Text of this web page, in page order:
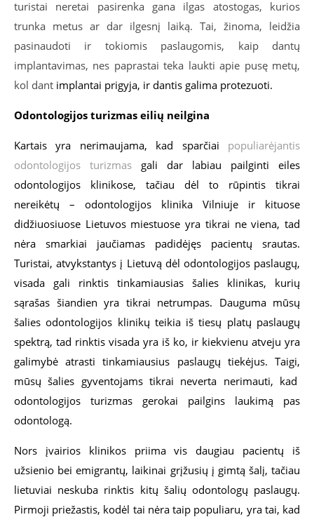
turistai neretai pasirenka gana ilgas atostogas, kurios
trunka metus ar dar ilgesnį laiką. Tai, žinoma, leidžia
pasinaudoti ir tokiomis paslaugomis, kaip dantų
implantavimas, nes paprastai teka laukti apie pusę metų,
kol dant implantai prigyja, ir dantis galima protezuoti.
Odontologijos turizmas eilių neilgina
Kartais yra nerimaujama, kad sparčiai populiarėjantis
odontologijos turizmas gali dar labiau pailginti eiles
odontologijos klinikose, tačiau dėl to rūpintis tikrai
nereikėtų – odontologijos klinika Vilniuje ir kituose
didžiuosiuose Lietuvos miestuose yra tikrai ne viena, tad
nėra smarkiai jaučiamas padidėjęs pacientų srautas.
Turistai, atvykstantys į Lietuvą dėl odontologijos paslaugų,
visada gali rinktis tinkamiausias šalies klinikas, kurių
sąrašas šiandien yra tikrai netrumpas. Dauguma mūsų
šalies odontologijos klinikų teikia iš tiesų platų paslaugų
spektrą, tad rinktis visada yra iš ko, ir kiekvienu atveju yra
galimybė atrasti tinkamiausius paslaugų tiekėjus. Taigi,
mūsų šalies gyventojams tikrai neverta nerimauti, kad
odontologijos turizmas gerokai pailgins laukimą pas
odontologą.
Nors įvairios klinikos priima vis daugiau pacientų iš
užsienio bei emigrantų, laikinai grįžusių į gimtą šalį, tačiau
lietuviai neskuba rinktis kitų šalių odontologų paslaugų.
Pirmoji priežastis, kodėl tai nėra taip populiaru, yra tai, kad